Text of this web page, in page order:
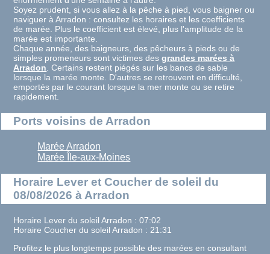
Soyez prudent, si vous allez à la pêche à pied, vous baigner ou
naviguer à Arradon : consultez les horaires et les coefficients
de marée. Plus le coefficient est élevé, plus l'amplitude de la
marée est importante.
Chaque année, des baigneurs, des pêcheurs à pieds ou de
simples promeneurs sont victimes desgrandes marées à
Arradon. Certains restent piégés sur les bancs de sable
lorsque la marée monte. D'autres se retrouvent en difficulté,
emportés par le courant lorsque la mer monte ou se retire
rapidement.
Ports voisins de Arradon
Marée Arradon
Marée Île-aux-Moines
Horaire Lever et Coucher de soleil du
08/08/2026 à Arradon
Horaire Lever du soleil Arradon : 07:02
Horaire Coucher du soleil Arradon : 21:31
Profitez le plus longtemps possible des marées en consultant